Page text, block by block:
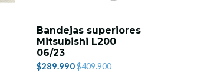
Bandejas superiores
Mitsubishi L200
06/23
$289.990$409.900